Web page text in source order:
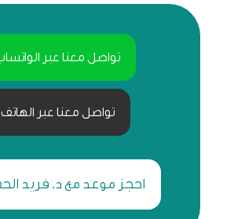
تواصل معنا عبر
تواصل معنا عبر الهاتف
احجز موعد مع د. فريد